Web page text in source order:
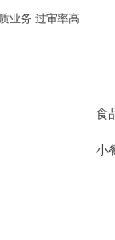
业务 过审率高
食
小